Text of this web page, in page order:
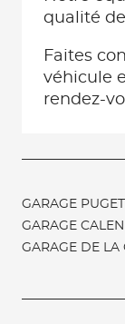
qualité
Faites
véhicule
rendez-
GARAGE PUGET
GARAGE
GARAGE DE LA